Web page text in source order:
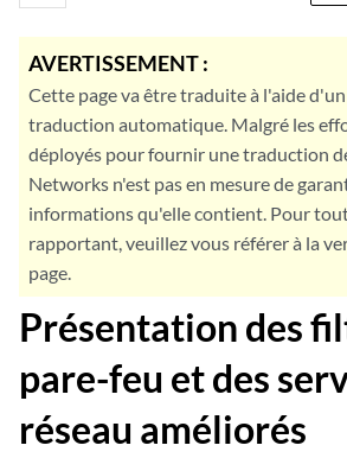
AVERTISSEMENT :
Cette page va être traduite à l'aide
traduction automatique. Malgré les
déployés pour fournir une traduction
Networks n'est pas en mesure de
informations qu'elle contient. Pour
rapportant, veuillez vous référer à la
page.
Présentation des
pare-feu et des
réseau améliorés